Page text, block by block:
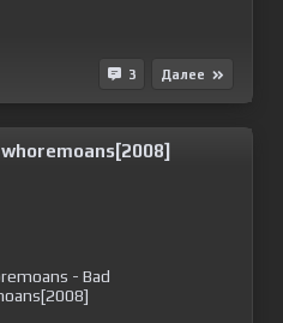
3 Далее